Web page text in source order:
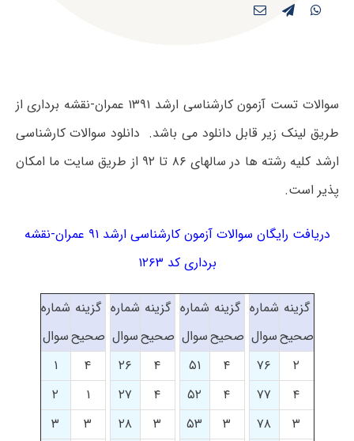
سوالات تست آزمون کارشناسی ارشد ۱۳۹۱ عمران-نقشه برداری از
طریق لینک زیر قابل دانلود می باشد. دانلود سوالات کارشناسی
ارشد کلیه رشته ها در سالهای ۸۶ تا ۹۲ از طریق سایت ما امکان
پذیر است.
دریافت رایگان سوالات آزمون کارشناسی ارشد ۹۱ عمران-نقشه
برداری کد ۱۲۶۳
گزینه
صحیح
شماره
سوال
گزینه
صحیح
شماره
سوال
گزینه
صحیح
شماره
سوال
گزینه
صحیح
شماره
سوال
۲
۷۶ ۴ ۵۱ ۴ ۲۶ ۴
۱
۴
۷۷ ۴ ۵۲ ۴ ۲۷ ۱
۲
۳
۷۸ ۳ ۵۳ ۳ ۲۸ ۳
۳